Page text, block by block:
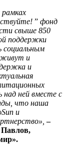
рамках
” фонд
свыше 850
поддержки
социальным
живут и
и
над ней вместе с
что наша
и
–
Павлов,